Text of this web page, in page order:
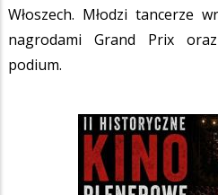
Włoszech. Młodzi tancerze
nagrodami Grand Prix
podium.